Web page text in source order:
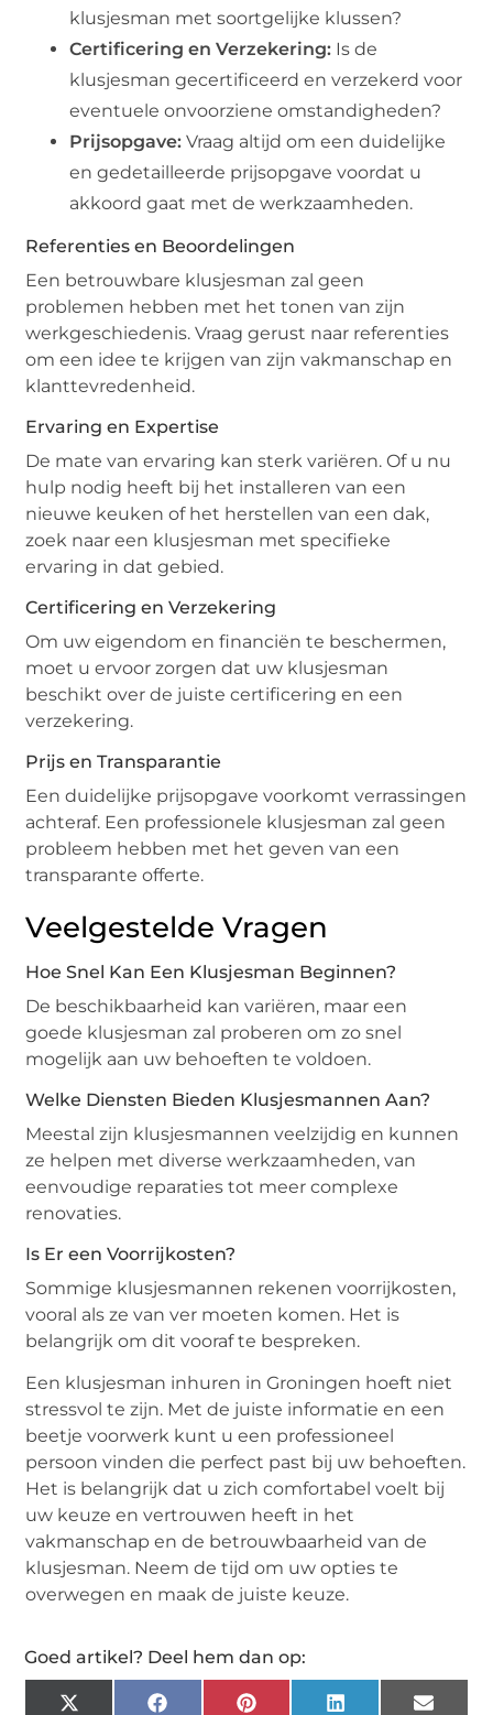
klusjesman met soortgelijke klussen?
Certificering en Verzekering: Is de
klusjesman gecertificeerd en verzekerd voor
eventuele onvoorziene omstandigheden?
Prijsopgave: Vraag altijd om een duidelijke
en gedetailleerde prijsopgave voordat u
akkoord gaat met de werkzaamheden.
Referenties en Beoordelingen
Een betrouwbare klusjesman zal geen
problemen hebben met het tonen van zijn
werkgeschiedenis. Vraag gerust naar referenties
om een idee te krijgen van zijn vakmanschap en
klanttevredenheid.
Ervaring en Expertise
De mate van ervaring kan sterk variëren. Of u nu
hulp nodig heeft bij het installeren van een
nieuwe keuken of het herstellen van een dak,
zoek naar een klusjesman met specifieke
ervaring in dat gebied.
Certificering en Verzekering
Om uw eigendom en financiën te beschermen,
moet u ervoor zorgen dat uw klusjesman
beschikt over de juiste certificering en een
verzekering.
Prijs en Transparantie
Een duidelijke prijsopgave voorkomt verrassingen
achteraf. Een professionele klusjesman zal geen
probleem hebben met het geven van een
transparante offerte.
Veelgestelde Vragen
Hoe Snel Kan Een Klusjesman Beginnen?
De beschikbaarheid kan variëren, maar een
goede klusjesman zal proberen om zo snel
mogelijk aan uw behoeften te voldoen.
Welke Diensten Bieden Klusjesmannen Aan?
Meestal zijn klusjesmannen veelzijdig en kunnen
ze helpen met diverse werkzaamheden, van
eenvoudige reparaties tot meer complexe
renovaties.
Is Er een Voorrijkosten?
Sommige klusjesmannen rekenen voorrijkosten,
vooral als ze van ver moeten komen. Het is
belangrijk om dit vooraf te bespreken.
Een klusjesman inhuren in Groningen hoeft niet
stressvol te zijn. Met de juiste informatie en een
beetje voorwerk kunt u een professioneel
persoon vinden die perfect past bij uw behoeften.
Het is belangrijk dat u zich comfortabel voelt bij
uw keuze en vertrouwen heeft in het
vakmanschap en de betrouwbaarheid van de
klusjesman. Neem de tijd om uw opties te
overwegen en maak de juiste keuze.
Goed artikel? Deel hem dan op:
X Facebook Pinterest LinkedIn Email